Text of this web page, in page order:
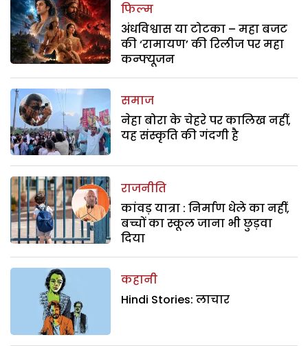
फिल्म
अंधविश्वास या टोटका – महा बजट
की ‘रामायण’ की रिलीज पर महा
कन्फ्यूजन
समाज
नेहा बोरा के चेहरे पर कालिख नहीं,
यह संस्कृति की गंदगी है
राजनीति
कांवड़ यात्रा : निर्माण धेले का नहीं,
बच्चों का स्कूल जाना भी छुड़वा
दिया
कहानी
Hindi Stories: लाचार